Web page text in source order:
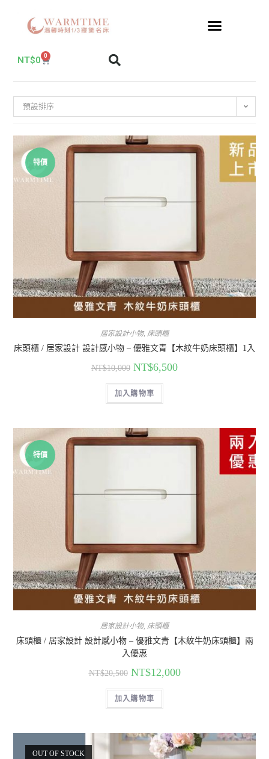
NT$0 0
預設排序
特價
居家設計小物, 床頭櫃
床頭櫃 / 居家設計 設計感小物 – 優雅文青【木紋牛奶床頭櫃】1入
NT$10,000 NT$6,500
加入購物車
特價
居家設計小物, 床頭櫃
床頭櫃 / 居家設計 設計感小物 – 優雅文青【木紋牛奶床頭櫃】兩
入優惠
NT$20,500 NT$12,000
加入購物車
OUT OF STOCK